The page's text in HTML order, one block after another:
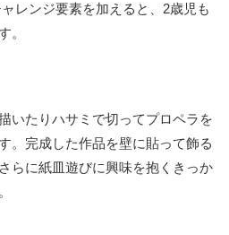
レンジ要素を加えると、2歳児も
。
いたりハサミで切ってプロペラを
。完成した作品を壁に貼って飾る
らに紙皿遊びに興味を抱くきっか